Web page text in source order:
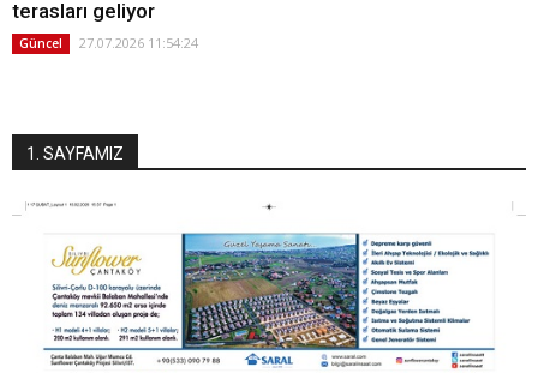
terasları geliyor
Güncel 27.07.2026 11:54:24
1. SAYFAMIZ